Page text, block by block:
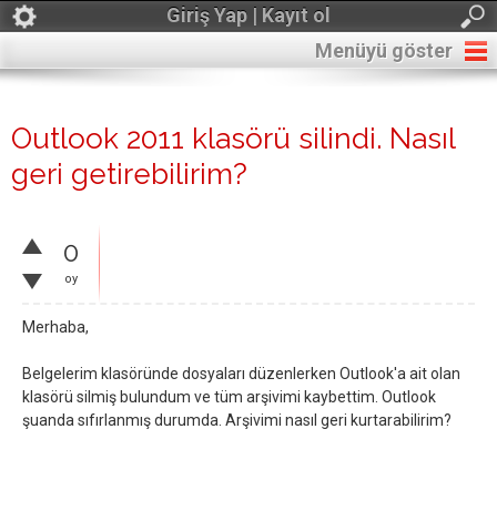
Giriş Yap | Kayıt ol
Menüyü göster
Outlook 2011 klasörü silindi. Nasıl
geri getirebilirim?
0
oy
Merhaba,
Belgelerim klasöründe dosyaları düzenlerken Outlook'a ait olan
klasörü silmiş bulundum ve tüm arşivimi kaybettim. Outlook
şuanda sıfırlanmış durumda. Arşivimi nasıl geri kurtarabilirim?